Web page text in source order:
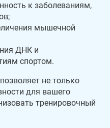
к заболеваниям,
мышечной
ДНК и
спортом.
не только
для вашего
тренировочный